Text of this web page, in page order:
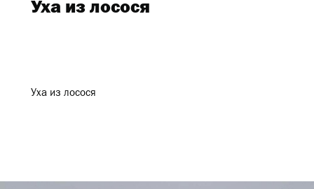
Уха из лосося
Уха из лосося